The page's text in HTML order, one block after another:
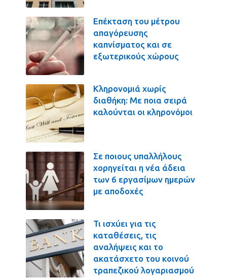
Επέκταση του μέτρου
απαγόρευσης
καπνίσματος και σε
εξωτερικούς χώρους
Κληρονομιά χωρίς
διαθήκη: Με ποια σειρά
καλούνται οι κληρονόμοι
Σε ποιους υπαλλήλους
χορηγείται η νέα άδεια
των 6 εργασίμων ημερών
με αποδοχές
Τι ισχύει για τις
καταθέσεις, τις
αναλήψεις και το
ακατάσχετο του κοινού
τραπεζικού λογαριασμού